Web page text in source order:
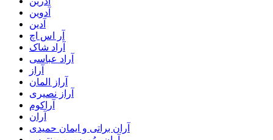
آدوین
آدین
آر اس اچ
آراد شاک
آراد عباسی
آراز
آراز المان
آراز نصیری
آراکوم
آران
آران براتی و ایمان حمیدی